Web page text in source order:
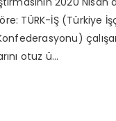
TÜRK-İŞ (Türkiye
otuz ü...